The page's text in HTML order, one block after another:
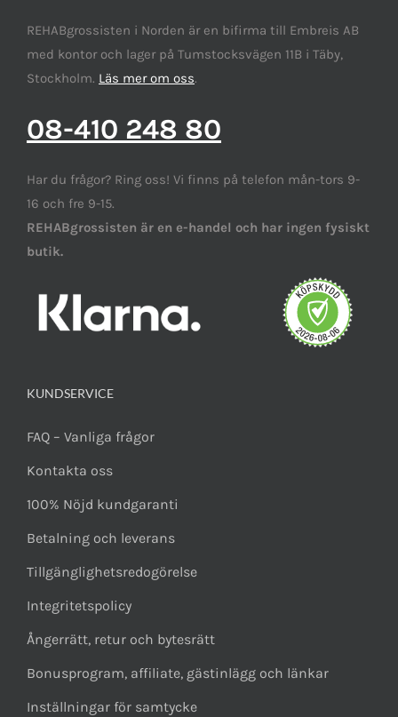
REHABgrossisten i Norden är en bifirma till Embreis AB
med kontor och lager på Tumstocksvägen 11B i Täby,
Stockholm. Läs mer om oss.
08-410 248 80
Har du frågor? Ring oss! Vi finns på telefon mån-tors 9-
16 och fre 9-15.
REHABgrossisten är en e-handel och har ingen fysiskt
butik.
KUNDSERVICE
FAQ – Vanliga frågor
Kontakta oss
100% Nöjd kundgaranti
Betalning och leverans
Tillgänglighetsredogörelse
Integritetspolicy
Ångerrätt, retur och bytesrätt
Bonusprogram, affiliate, gästinlägg och länkar
Inställningar för samtycke